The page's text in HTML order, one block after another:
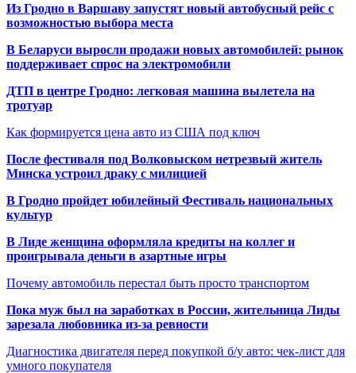
Из Гродно в Варшаву запустят новый автобусный рейс с
возможностью выбора места
В Беларуси выросли продажи новых автомобилей: рынок
поддерживает спрос на электромобили
ДТП в центре Гродно: легковая машина вылетела на
тротуар
Как формируется цена авто из США под ключ
После фестиваля под Волковыском нетрезвый житель
Минска устроил драку с милицией
В Гродно пройдет юбилейный Фестиваль национальных
культур
В Лиде женщина оформляла кредиты на коллег и
проигрывала деньги в азартные игры
Почему автомобиль перестал быть просто транспортом
Пока муж был на заработках в России, жительница Лиды
зарезала любовника из-за ревности
Диагностика двигателя перед покупкой б/у авто: чек-лист для
умного покупателя